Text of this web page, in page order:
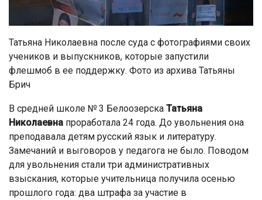
Татьяна Николаевна после суда с фотографиями своих
учеников и выпускников, которые запустили
флешмоб в ее поддержку. Фото из архива Татьяны
Брич
В средней школе № 3 Белоозерска Татьяна
Николаевна проработала 24 года. До увольнения она
преподавала детям русский язык и литературу.
Замечаний и выговоров у педагога не было. Поводом
для увольнения стали три административных
взыскания, которые учительница получила осенью
прошлого года: два штрафа за участие в